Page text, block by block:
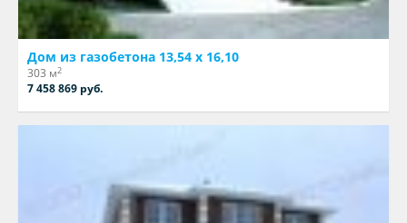
Дом из газобетона 13,54 х 16,10
303 м2
7 458 869 руб.